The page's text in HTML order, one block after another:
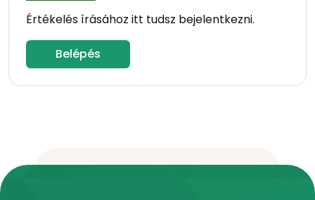
Értékelés írásához itt tudsz bejelentkezni.
Belépés